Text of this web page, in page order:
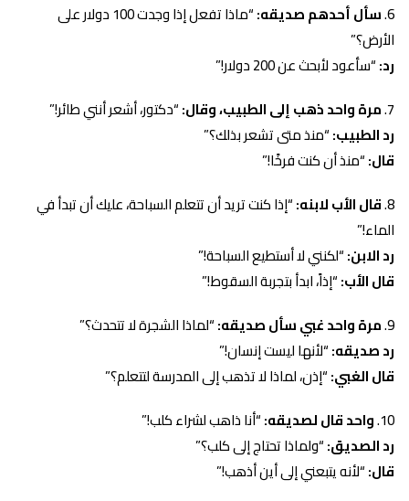
سأل أحدهم صديقه:
“ماذا تفعل إذا وجدت 100 دولار على
الأرض؟”
رد:“سأعود لأبحث عن 200 دولار!”
مرة واحد ذهب إلى الطبيب، وقال:“دكتور، أشعر أنني طائر!”
رد الطبيب:“منذ متى تشعر بذلك؟”
قال:“منذ أن كنت فرخًا!”
قال الأب لابنه:“إذا كنت تريد أن تتعلم السباحة، عليك أن تبدأ في
الماء!”
رد الابن:“لكنني لا أستطيع السباحة!”
قال الأب:“إذاً، ابدأ بتجربة السقوط!”
مرة واحد غبي سأل صديقه:“لماذا الشجرة لا تتحدث؟”
رد صديقه:“لأنها ليست إنسان!”
قال الغبي:“إذن، لماذا لا تذهب إلى المدرسة لتتعلم؟”
واحد قال لصديقه:“أنا ذاهب لشراء كلب!”
رد الصديق:“ولماذا تحتاج إلى كلب؟”
قال:“لأنه يتبعني إلى أين أذهب!”